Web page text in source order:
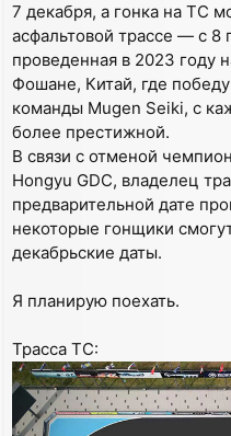
7 декабря, а гонка на ТС
асфальтовой трассе — с 8
проведенная в 2023 году
Фошане, Китай, где
команды Mugen Seiki, с
более престижной.
В связи с отменой
Hongyu GDC, владелец
предварительной дате
некоторые гонщики
декабрьские даты.
Я планирую поехать.
Трасса ТС: